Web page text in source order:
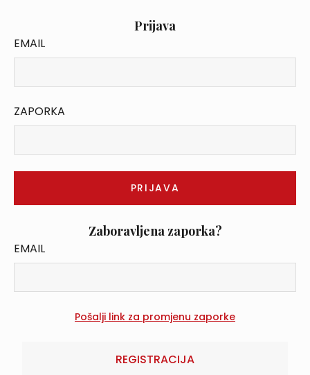
Prijava
EMAIL
ZAPORKA
Zaboravljena zaporka?
EMAIL
REGISTRACIJA